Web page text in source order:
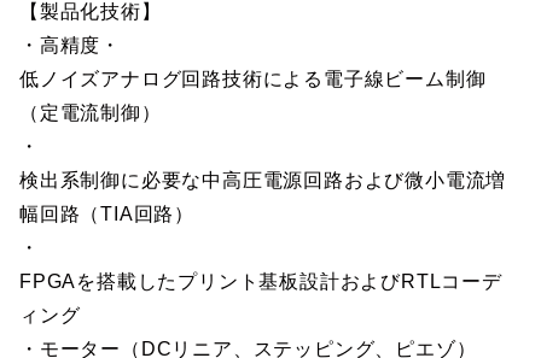
【製品化技術】
・高精度・
低ノイズアナログ回路技術による電子線ビーム制御
（定電流制御）
・
検出系制御に必要な中高圧電源回路および微小電流増
幅回路（TIA回路）
・
FPGAを搭載したプリント基板設計およびRTLコーデ
ィング
・モーター（DCリニア、ステッピング、ピエゾ）